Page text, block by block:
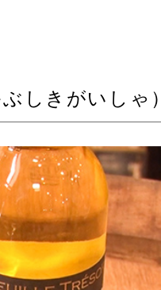
しきがいしゃ）